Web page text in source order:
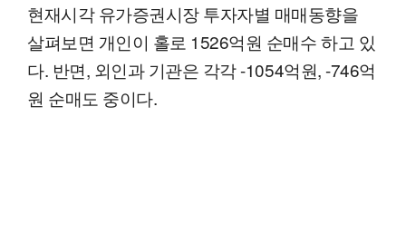
현재시각 유가증권시장 투자자별 매매동향을
살펴보면 개인이 홀로 1526억원 순매수 하고 있
다. 반면, 외인과 기관은 각각 -1054억원, -746억
원 순매도 중이다.